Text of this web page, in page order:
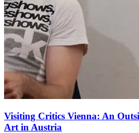
Visiting Critics Vienna: An
Art in Austria